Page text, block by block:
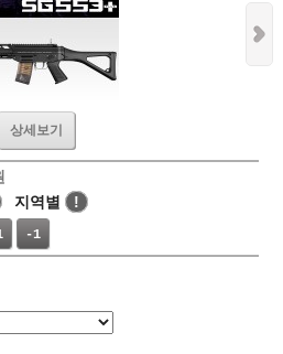
상세보기
지역별
!
-1